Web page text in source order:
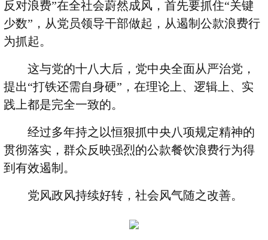
反对浪费”在全社会蔚然成风，首先要抓住“关键
少数” ，从党员领导干部做起，从遏制公款浪费行
为抓起。
这与党的十八大后，党中央全面从严治党，
提出“打铁还需自身硬” ，在理论上、逻辑上、实
践上都是完全一致的。
经过多年持之以恒狠抓中央八项规定精神的
贯彻落实，群众反映强烈的公款餐饮浪费行为得
到有效遏制。
党风政风持续好转，社会风气随之改善。